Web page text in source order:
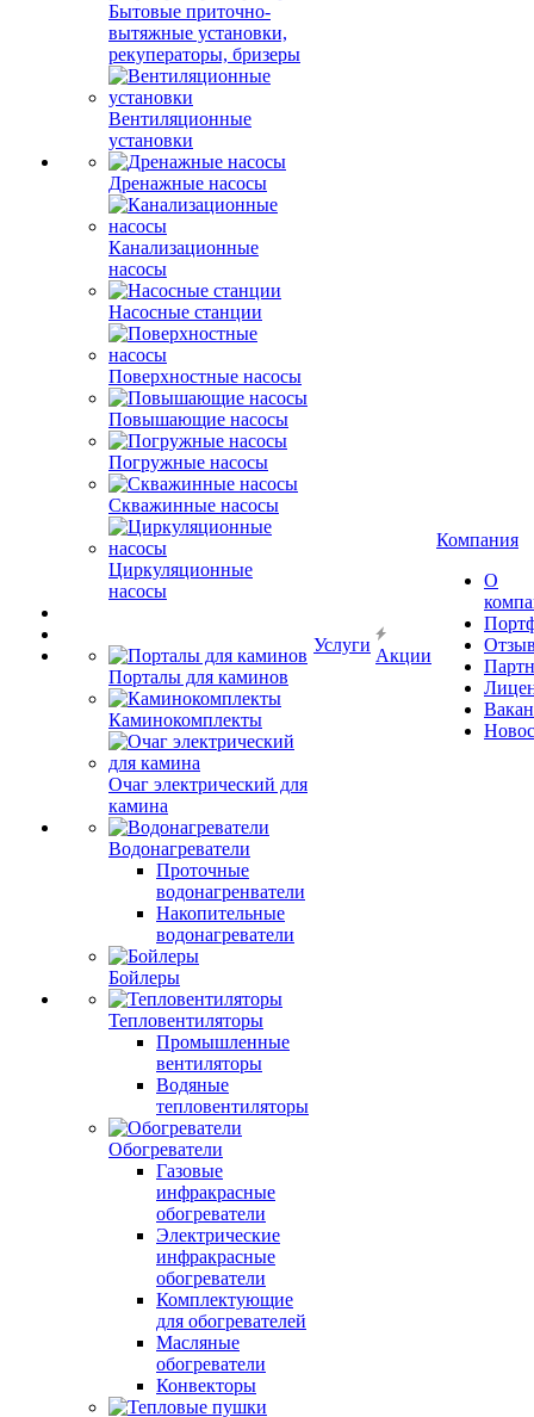
Бытовые приточно-
вытяжные установки,
рекуператоры, бризеры
Вентиляционные
установки
Дренажные насосы
Канализационные
насосы
Насосные станции
Поверхностные насосы
Повышающие насосы
Погружные насосы
Скважинные насосы
Циркуляционные
насосы
Порталы для каминов
Каминокомплекты
Очаг электрический для
камина
Водонагреватели
Проточные
водонагренватели
Накопительные
водонагреватели
Бойлеры
Тепловентиляторы
Промышленные
вентиляторы
Водяные
тепловентиляторы
Обогреватели
Газовые
инфракрасные
обогреватели
Электрические
инфракрасные
обогреватели
Комплектующие
для обогревателей
Масляные
обогреватели
Конвекторы
Услуги
Акции
Компания
О